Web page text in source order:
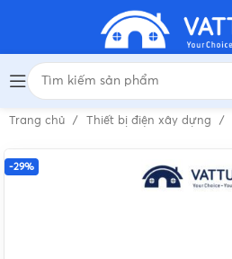
Trang chủ Thiết bị điện xây dựng
-29%